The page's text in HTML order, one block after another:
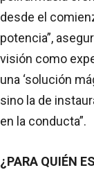
desde el
potencia”,
visión como
una ‘solución
sino la de
en la conducta”.
¿PARA QUIÉN